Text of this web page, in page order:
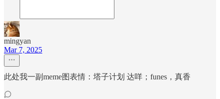
mingyan
Mar 7, 2025
此处我一副meme图表情：塔子计划 达咩；funes，真香